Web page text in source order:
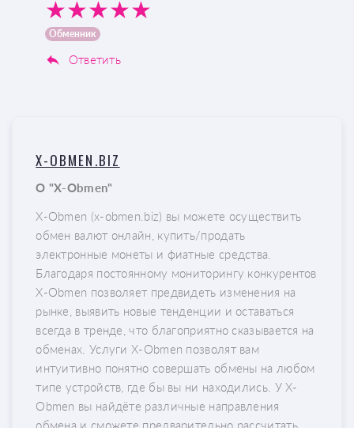
Обменник
Ответить
X-OBMEN.BIZ
О "X-Obmen"
X-Obmen (x-obmen.biz) вы можете осуществить
обмен валют онлайн, купить/продать
электронные монеты и фиатные средства.
Благодаря постоянному мониторингу конкурентов
X-Obmen позволяет предвидеть изменения на
рынке, выявить новые тенденции и оставаться
всегда в тренде, что благоприятно сказывается на
обменах. Услуги X-Obmen позволят вам
интуитивно понятно совершать обмены на любом
типе устройств, где бы вы ни находились. У X-
Obmen вы найдёте различные направления
обмена и сможете предварительно рассчитать